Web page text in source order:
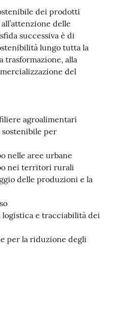
dei prodotti
delle
successiva è di
lungo tutta la
trasformazione, alla
del
agroalimentari
per
nelle aree urbane
nei territori rurali
delle produzioni e la
e tracciabilità dei
per la riduzione degli